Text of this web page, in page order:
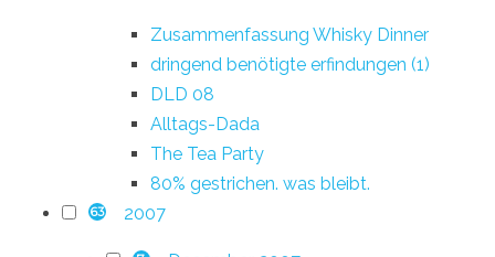
Zusammenfassung Whisky Dinner
dringend benötigte erfindungen (1)
DLD 08
Alltags-Dada
The Tea Party
80% gestrichen. was bleibt.
63 2007